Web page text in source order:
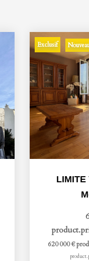
Exclusif
LIMITE
620 000 €